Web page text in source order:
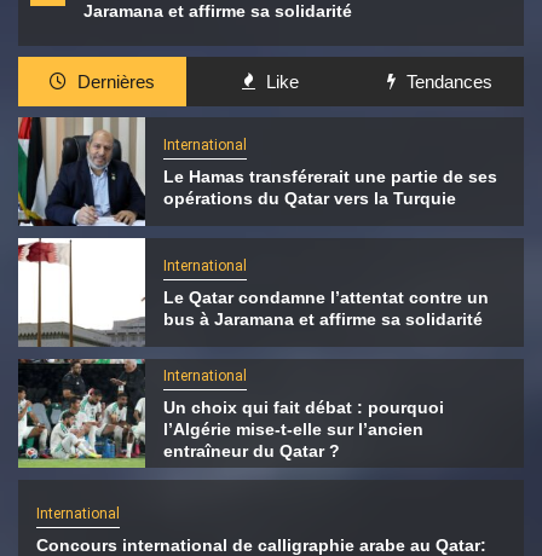
Jaramana et affirme sa solidarité
Dernières Like Tendances
International
Le Hamas transférerait une partie de ses
opérations du Qatar vers la Turquie
International
Le Qatar condamne l’attentat contre un
bus à Jaramana et affirme sa solidarité
International
Un choix qui fait débat : pourquoi
l’Algérie mise-t-elle sur l’ancien
entraîneur du Qatar ?
International
Concours international de calligraphie arabe au Qatar: